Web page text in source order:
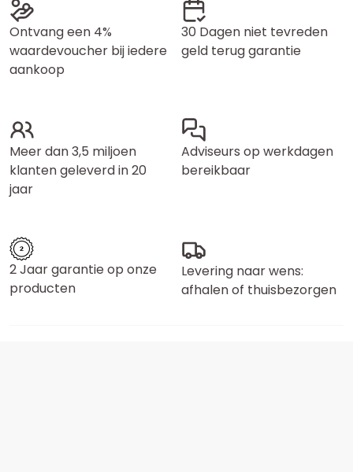
Ontvang een 4%
waardevoucher bij iedere
aankoop
30 Dagen niet tevreden
geld terug garantie
Meer dan 3,5 miljoen
klanten geleverd in 20
jaar
Adviseurs op werkdagen
bereikbaar
2 Jaar garantie op onze
producten
Levering naar wens:
afhalen of thuisbezorgen